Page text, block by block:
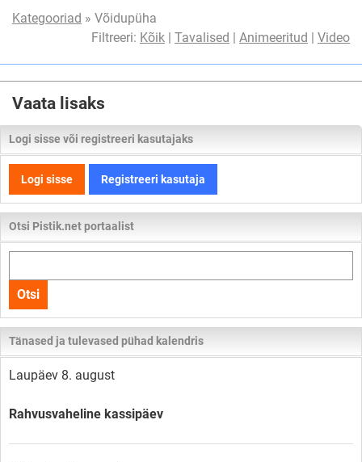
Kategooriad » Võidupüha
Filtreeri: Kõik | Tavalised | Animeeritud | Video
Vaata lisaks
Logi sisse või registreeri kasutajaks
Logi sisse Registreeri kasutaja
Otsi Pistik.net portaalist
kogu
lehelt
Otsi
Tänased ja tulevased pühad kalendris
Laupäev 8. august
Rahvusvaheline kassipäev